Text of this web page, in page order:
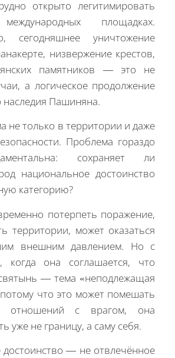
открыто легитимировать
площадках.
сегодняшнее уничтожение
низвержение крестов,
памятников — это не
а логическое продолжение
наследия Пашиняна.
не только в территории и даже
Проблема гораздо
сохраняет ли
национальное достоинство
категорию?
потерпеть поражение,
территории, может оказаться
внешним давлением. Но с
когда она соглашается, что
— тема «неподлежащая
что это может помешать
отношений с врагом, она
уже не границу, а саму себя.
— не отвлечённое